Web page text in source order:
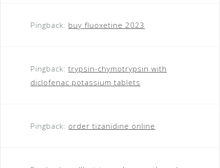
Pingback: buy fluoxetine 2023
Pingback: trypsin-chymotrypsin with
diclofenac potassium tablets
Pingback: order tizanidine online